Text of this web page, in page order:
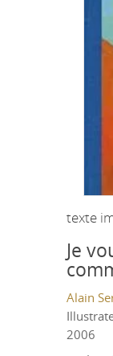
texte
Je
Alain
2006